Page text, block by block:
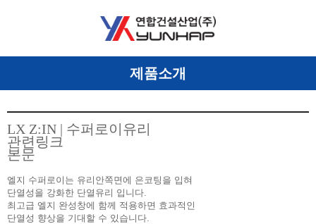
제품소개
LX Z:IN | 수퍼로이유리
관련링크
본문
엘지 수퍼로이는 유리안쪽면에 은코팅을 입혀
단열성을 강화한 단열유리 입니다.
최고급 엘지 완성창에 함께 적용하면 효과적인
단열성 향상을 기대할 수 있습니다.